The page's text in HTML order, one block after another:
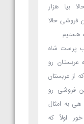
بیا هزار
فروشی حالا
هستیم
پرست شاه
رو
از عربستان
فروشی رو
هی به امثال
اولاً که